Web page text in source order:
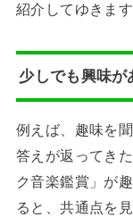
紹介してゆきます
少しでも興味が
例えば、趣味を
答えが返ってき
ク音楽鑑賞」が
ると、共通点を